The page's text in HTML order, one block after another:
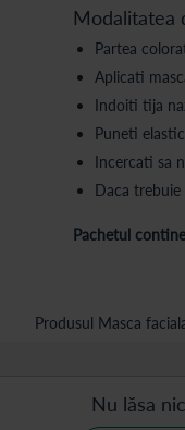
Modalitatea
Partea
Aplicati
Indoiti tija
Puneti
Incercati sa
Daca
Pachetul
Produsul Masca
Nu lăsa